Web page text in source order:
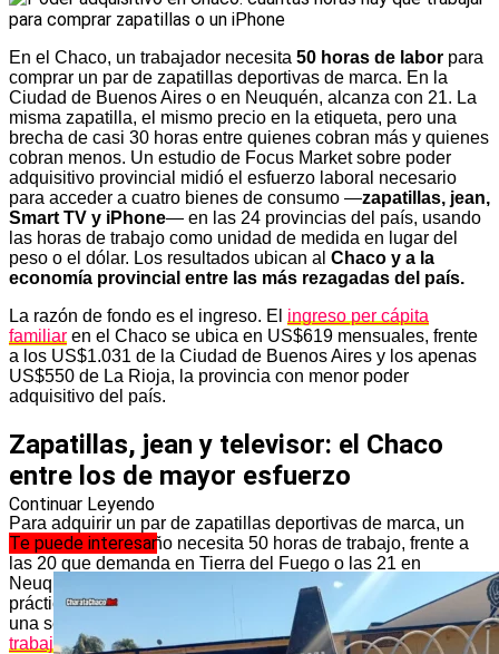
En el Chaco, un trabajador necesita 50 horas de labor para
comprar un par de zapatillas deportivas de marca. En la
Ciudad de Buenos Aires o en Neuquén, alcanza con 21. La
misma zapatilla, el mismo precio en la etiqueta, pero una
brecha de casi 30 horas entre quienes cobran más y quienes
cobran menos. Un estudio de Focus Market sobre poder
adquisitivo provincial midió el esfuerzo laboral necesario
para acceder a cuatro bienes de consumo —zapatillas, jean,
Smart TV y iPhone— en las 24 provincias del país, usando
las horas de trabajo como unidad de medida en lugar del
peso o el dólar. Los resultados ubican al Chaco y a la
economía provincial entre las más rezagadas del país.
La razón de fondo es el ingreso. El ingreso per cápita
familiar en el Chaco se ubica en US$619 mensuales, frente
a los US$1.031 de la Ciudad de Buenos Aires y los apenas
US$550 de La Rioja, la provincia con menor poder
adquisitivo del país.
Zapatillas, jean y televisor: el Chaco
entre los de mayor esfuerzo
Para adquirir un par de zapatillas deportivas de marca, un
trabajador chaqueño necesita 50 horas de trabajo, frente a
las 20 que demanda en Tierra del Fuego o las 21 en
Neuquén y la Ciudad de Buenos Aires. En términos
prácticos, significa que comprar ese calzado insume más de
una semana laboral completa para gran parte de los
trabajadores del norte argentino.
Continuar Leyendo
Te puede interesar